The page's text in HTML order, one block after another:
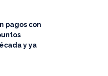
pagos con
y ya